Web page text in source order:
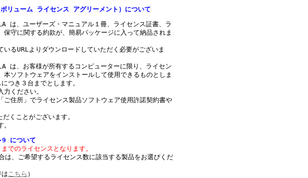
ューム ライセンス アグリーメント）について
、ユーザーズ・マニュアル１冊、ライセンス証書、ラ
守に関する約款が、簡易パッケージに入って納品されま
るURLよりダウンロードしていただく必要がございま
、お客様が所有するコンピューターに限り、ライセン
ソフトウェアをインストールして使用できるものとしま
つき３台までとします。
ください。
住所」でライセンス製品ソフトウェア使用許諾契約書や
くことがございます。
について
のライセンスとなります。
、ご希望するライセンス数に該当する製品をお選びくだ
こちら ）